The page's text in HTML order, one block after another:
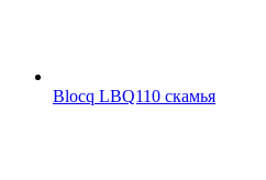
Blocq LBQ110 скамья